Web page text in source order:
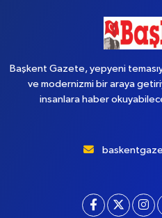
Başkent Gazete, yepyeni
ve modernizmi bir araya
insanlara haber